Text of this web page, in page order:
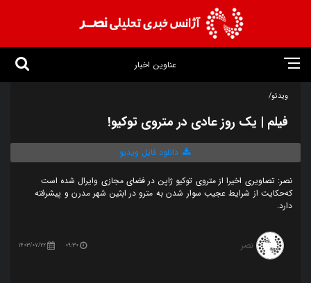
عناوین اخبار
ویدئو/
فیلم | یک روز عادی در متروی توکیو!
دانلود فایل ویدیو
نصر: تصاویری اخیرا از متروی توکیو ژاپن در فضای مجازی وایرال شده است
که‌حکایت از شرایط عجیب سوار شدن به مترو در ابثین شهر مدرن و پیشرفته
دارد.
نصر 09:30
1403/07/22